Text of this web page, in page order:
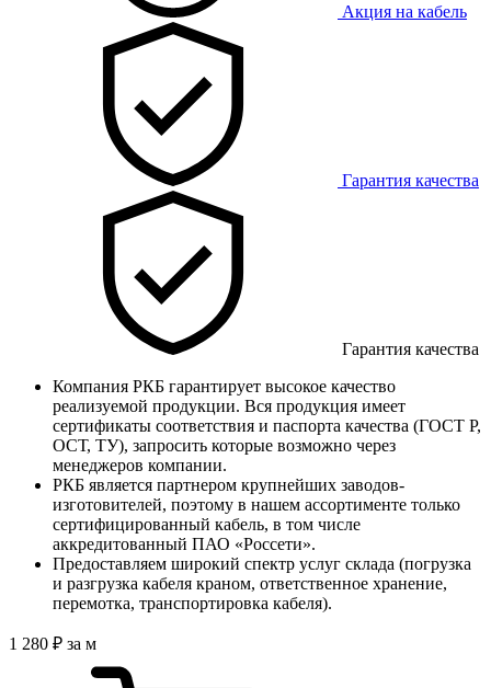
Акция на кабель
Гарантия качества
Гарантия качества
Компания РКБ гарантирует высокое качество
реализуемой продукции. Вся продукция имеет
сертификаты соответствия и паспорта качества (ГОСТ Р,
ОСТ, ТУ), запросить которые возможно через
менеджеров компании.
РКБ является партнером крупнейших заводов-
изготовителей, поэтому в нашем ассортименте только
сертифицированный кабель, в том числе
аккредитованный ПАО «Россети».
Предоставляем широкий спектр услуг склада (погрузка
и разгрузка кабеля краном, ответственное хранение,
перемотка, транспортировка кабеля).
1 280 ₽ за м